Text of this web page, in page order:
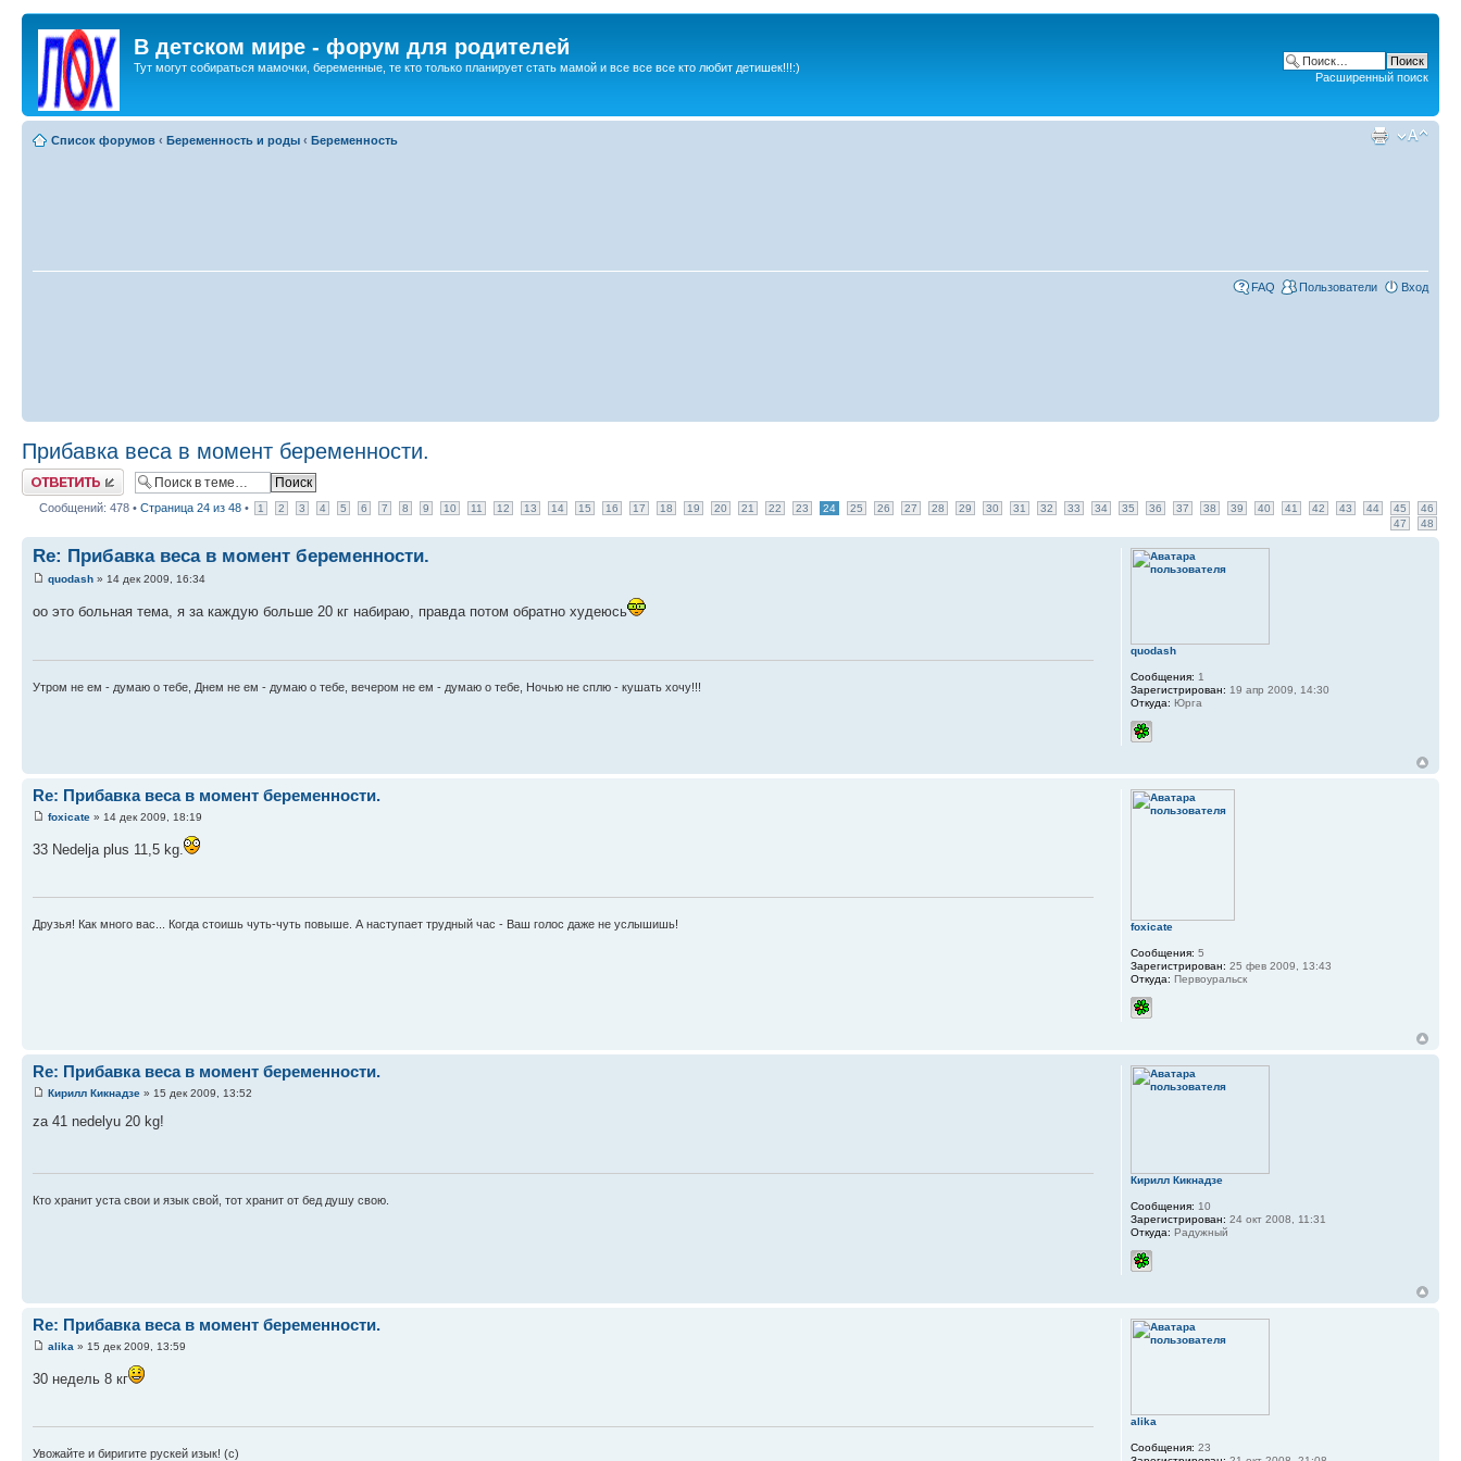
В детском мире - форум для родителей
Тут могут собираться мамочки, беременные, те кто только планирует стать мамой и все все все кто любит детишек!!!:)
Расширенный поиск
Список форумов ‹ Беременность и роды ‹ Беременность
FAQ Пользователи Вход
Прибавка веса в момент беременности.
Ответить
Сообщений: 478 • Страница 24 из 48 • 1 2 3 4 5 6 7 8 9 10 11 12 13 14 15 16 17 18 19 20 21 22 23 24 25 26 27 28 29 30 31 32 33 34 35 36 37 38 39 40 41 42 43 44 45
46
47
48
Re: Прибавка веса в момент беременности.
quodash » 14 дек 2009, 16:34
оо это больная тема, я за каждую больше 20 кг набираю, правда потом обратно худеюсь
Утром не ем - думаю о тебе, Днем не ем - думаю о тебе, вечером не ем - думаю о тебе, Ночью не сплю - кушать хочу!!!
quodash
Сообщения: 1
Зарегистрирован: 19 апр 2009, 14:30
Откуда: Юрга
Re: Прибавка веса в момент беременности.
foxicate » 14 дек 2009, 18:19
33 Nedelja plus 11,5 kg.
Друзья! Как много вас... Когда стоишь чуть-чуть повыше. А наступает трудный час - Ваш голос даже не услышишь! foxicate
Сообщения: 5
Зарегистрирован: 25 фев 2009, 13:43
Откуда: Первоуральск
Re: Прибавка веса в момент беременности.
Кирилл Кикнадзе » 15 дек 2009, 13:52
za 41 nedelyu 20 kg!
Кто хранит уста свои и язык свой, тот хранит от бед душу свою.
Кирилл Кикнадзе
Сообщения: 10
Зарегистрирован: 24 окт 2008, 11:31
Откуда: Радужный
Re: Прибавка веса в момент беременности.
alika » 15 дек 2009, 13:59
30 недель 8 кг
Увожайте и биригите рускей изык! (с)
alika
Сообщения: 23